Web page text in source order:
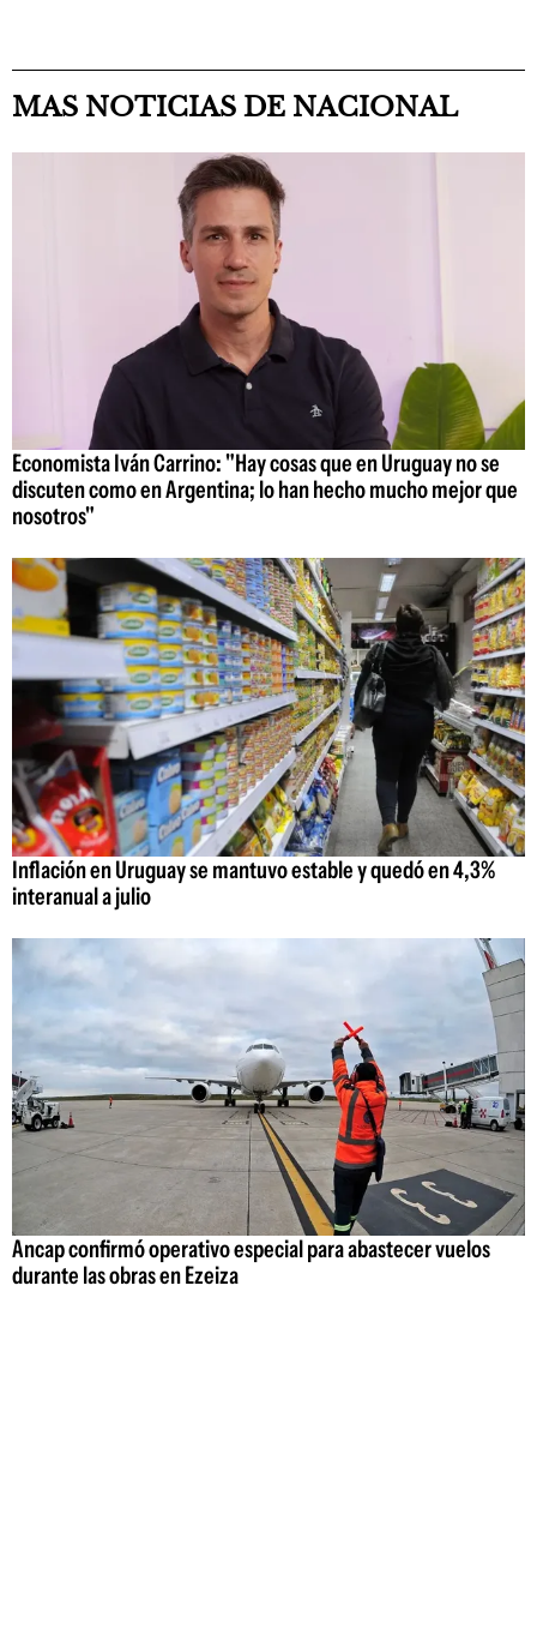
MAS NOTICIAS DE NACIONAL
Economista Iván Carrino: "Hay cosas que en Uruguay no se
discuten como en Argentina; lo han hecho mucho mejor que
nosotros"
Inflación en Uruguay se mantuvo estable y quedó en 4,3%
interanual a julio
Ancap confirmó operativo especial para abastecer vuelos
durante las obras en Ezeiza